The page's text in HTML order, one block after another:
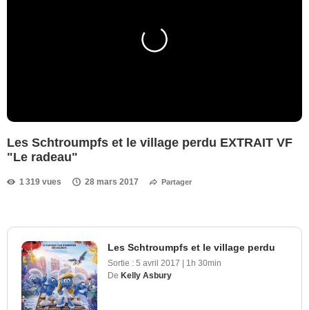
Les Schtroumpfs et le village perdu EXTRAIT VF
"Le radeau"
1 319 vues 28 mars 2017 Partager
Les Schtroumpfs et le village perdu
Sortie : 5 avril 2017 | 1h 30min
De Kelly Asbury